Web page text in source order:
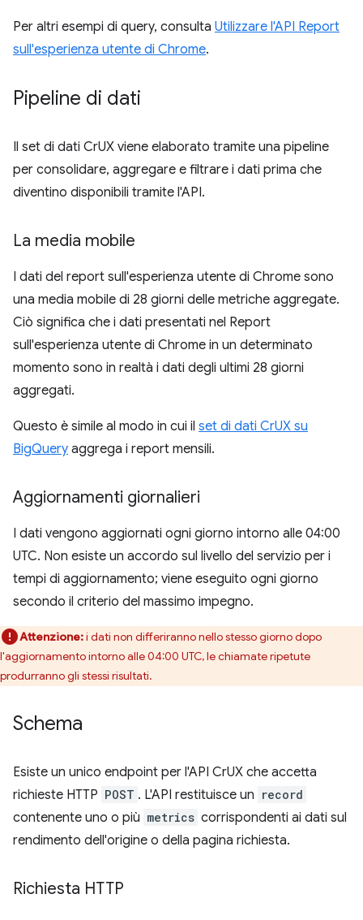
Per altri esempi di query, consulta Utilizzare l'API Report
sull'esperienza utente di Chrome.
Pipeline di dati
Il set di dati CrUX viene elaborato tramite una pipeline
per consolidare, aggregare e filtrare i dati prima che
diventino disponibili tramite l'API.
La media mobile
I dati del report sull'esperienza utente di Chrome sono
una media mobile di 28 giorni delle metriche aggregate.
Ciò significa che i dati presentati nel Report
sull'esperienza utente di Chrome in un determinato
momento sono in realtà i dati degli ultimi 28 giorni
aggregati.
Questo è simile al modo in cui il set di dati CrUX su
BigQuery aggrega i report mensili.
Aggiornamenti giornalieri
I dati vengono aggiornati ogni giorno intorno alle 04:00
UTC. Non esiste un accordo sul livello del servizio per i
tempi di aggiornamento; viene eseguito ogni giorno
secondo il criterio del massimo impegno.
Attenzione:i dati non differiranno nello stesso giorno dopo
l'aggiornamento intorno alle 04:00 UTC, le chiamate ripetute
produrranno gli stessi risultati.
Schema
Esiste un unico endpoint per l'API CrUX che accetta
richieste HTTP POST . L'API restituisce un record
contenente uno o più metrics corrispondenti ai dati sul
rendimento dell'origine o della pagina richiesta.
Richiesta HTTP